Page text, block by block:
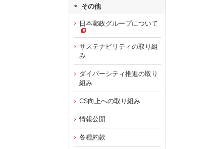
その他
日本郵政グループについて
サステナビリティの取り組
み
ダイバーシティ推進の取り
組み
CS向上への取り組み
情報公開
各種約款